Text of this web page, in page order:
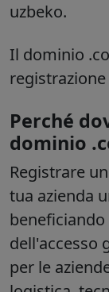
uzbeko.
Il dominio
Perché
dominio
Registrare
tua azienda
dell'accesso
per le